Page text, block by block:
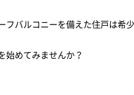
バルコニーを備えた住戸は希少
始めてみませんか？